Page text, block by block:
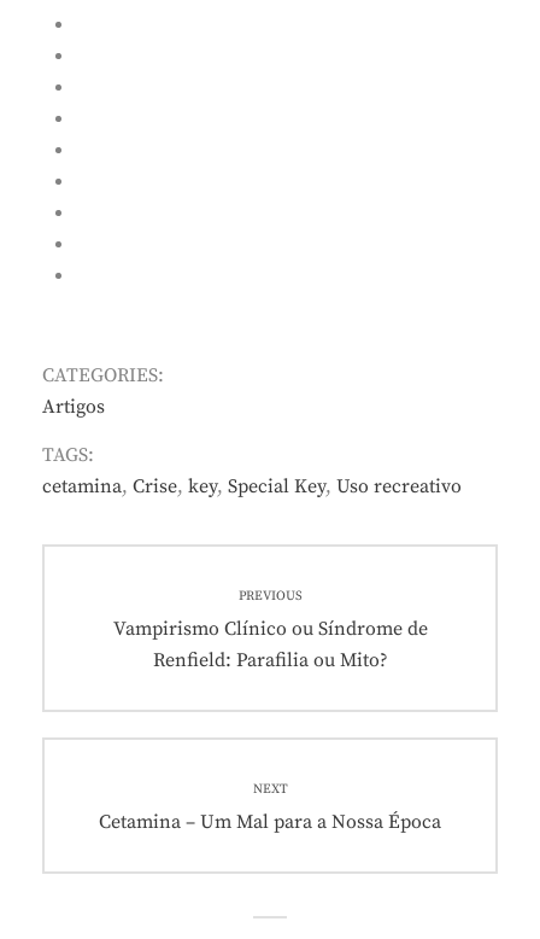
CATEGORIES:
Artigos
TAGS:
cetamina, Crise, key, Special Key, Uso recreativo
PREVIOUS
Previous
post:
Vampirismo Clínico ou Síndrome de
Renfield: Parafilia ou Mito?
NEXT
Next
Cetamina – Um Mal para a Nossa Época